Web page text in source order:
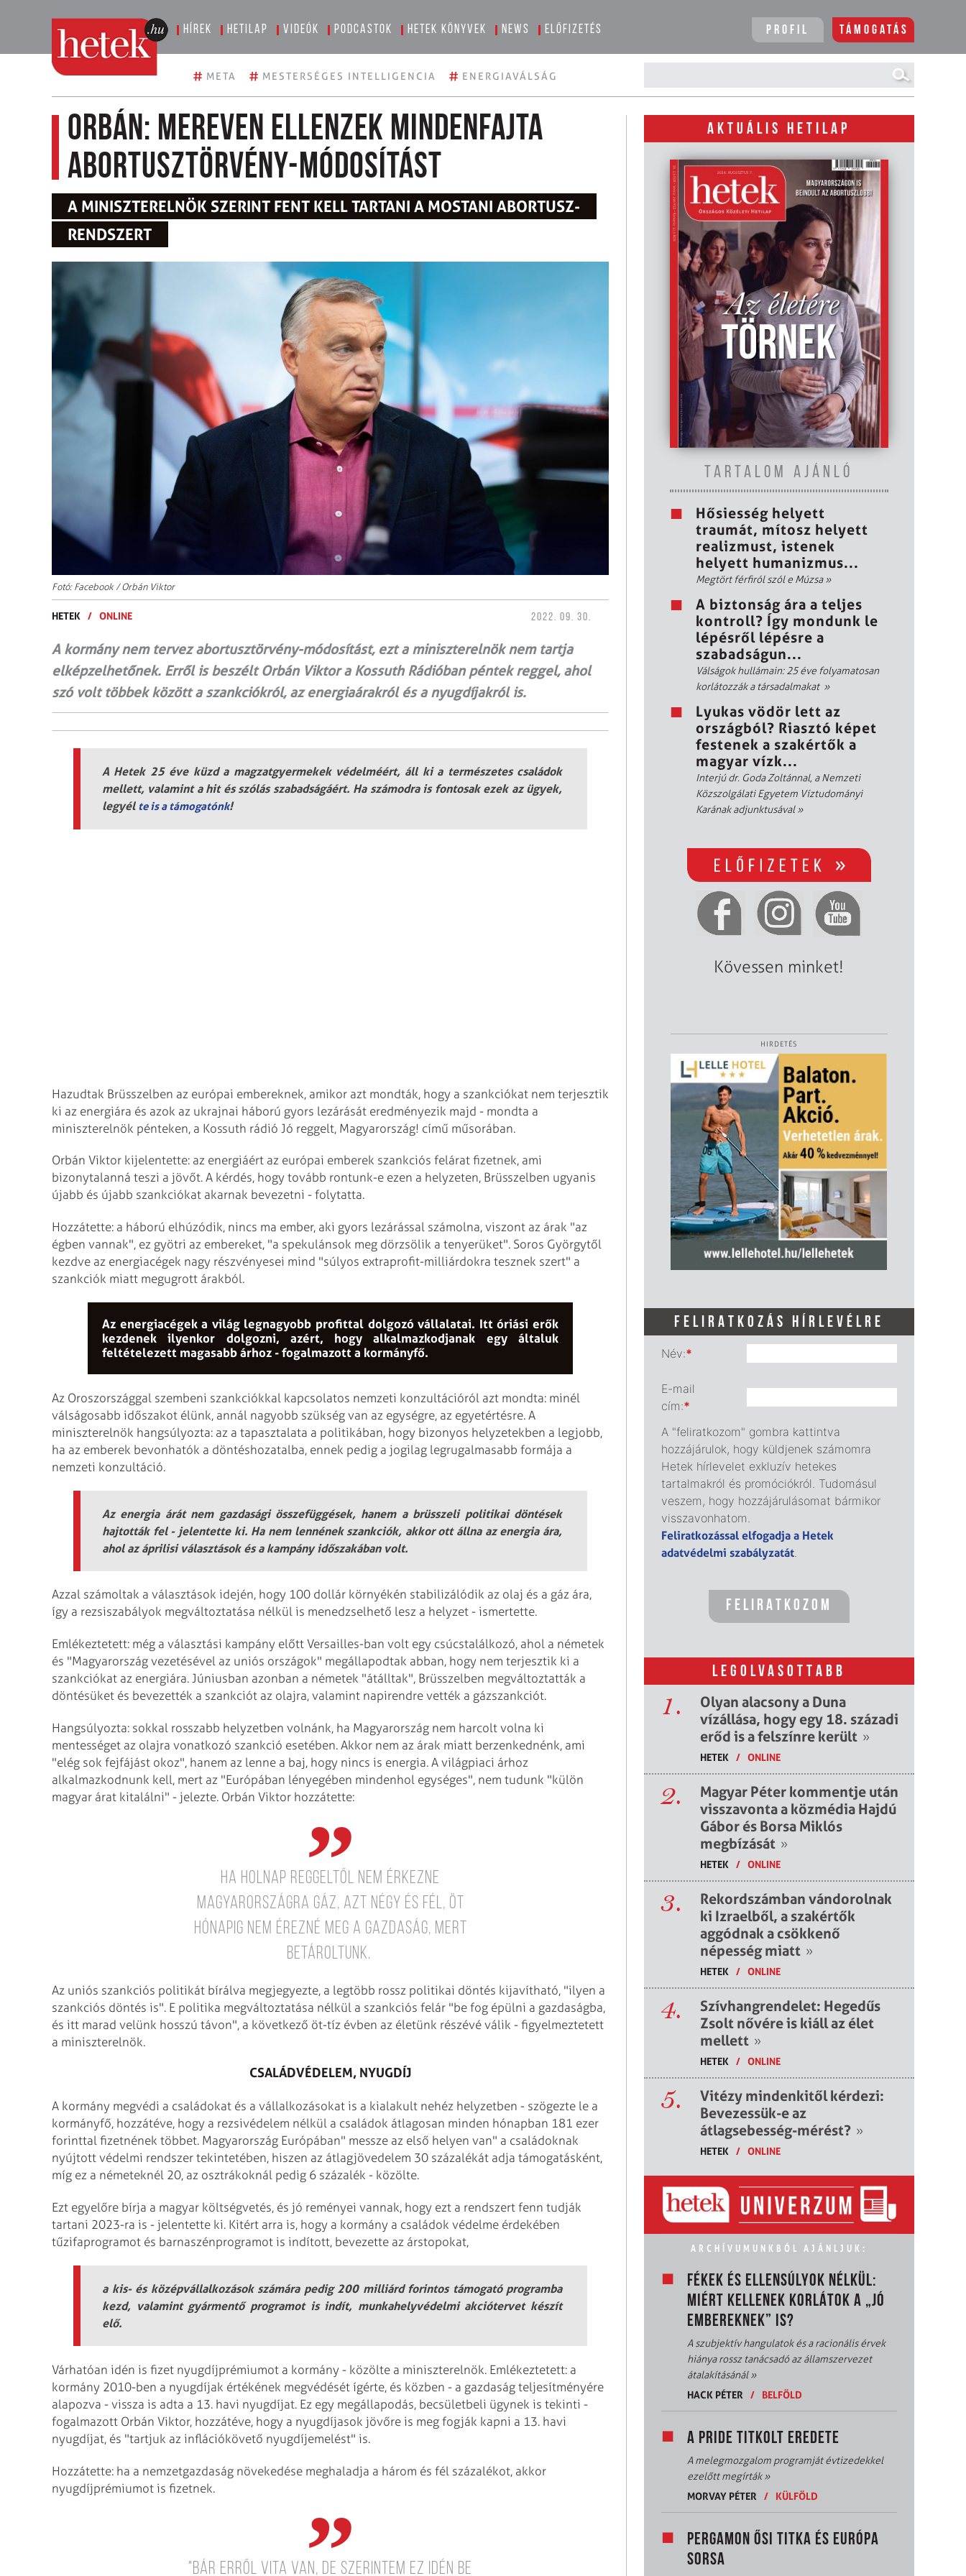
Hírek Hetilap Videók Podcastok Hetek könyvek News Előfizetés Profil Támogatás
# META # MESTERSÉGES INTELLIGENCIA # ENERGIAVÁLSÁG
Orbán: Mereven ellenzek mindenfajta
abortusztörvény-módosítást
A MINISZTERELNÖK SZERINT FENT KELL TARTANI A MOSTANI ABORTUSZ-
RENDSZERT
Fotó: Facebook / Orbán Viktor
HETEK / ONLINE 2022. 09. 30.
A kormány nem tervez abortusztörvény-módosítást, ezt a miniszterelnök nem tartja
elképzelhetőnek. Erről is beszélt Orbán Viktor a Kossuth Rádióban péntek reggel, ahol
szó volt többek között a szankciókról, az energiaárakról és a nyugdíjakról is.
A Hetek 25 éve küzd a magzatgyermekek védelméért, áll ki a természetes családok
mellett, valamint a hit és szólás szabadságáért. Ha számodra is fontosak ezek az ügyek,
legyél te is a támogatónk!
Hazudtak Brüsszelben az európai embereknek, amikor azt mondták, hogy a szankciókat nem terjesztik
ki az energiára és azok az ukrajnai háború gyors lezárását eredményezik majd - mondta a
miniszterelnök pénteken, a Kossuth rádió Jó reggelt, Magyarország! című műsorában.
Orbán Viktor kijelentette: az energiáért az európai emberek szankciós felárat fizetnek, ami
bizonytalanná teszi a jövőt. A kérdés, hogy tovább rontunk-e ezen a helyzeten, Brüsszelben ugyanis
újabb és újabb szankciókat akarnak bevezetni - folytatta.
Hozzátette: a háború elhúzódik, nincs ma ember, aki gyors lezárással számolna, viszont az árak "az
égben vannak", ez gyötri az embereket, "a spekulánsok meg dörzsölik a tenyerüket". Soros Györgytől
kezdve az energiacégek nagy részvényesei mind "súlyos extraprofit-milliárdokra tesznek szert" a
szankciók miatt megugrott árakból.
Az energiacégek a világ legnagyobb profittal dolgozó vállalatai. Itt óriási erők
kezdenek ilyenkor dolgozni, azért, hogy alkalmazkodjanak egy általuk
feltételezett magasabb árhoz - fogalmazott a kormányfő.
Az Oroszországgal szembeni szankciókkal kapcsolatos nemzeti konzultációról azt mondta: minél
válságosabb időszakot élünk, annál nagyobb szükség van az egységre, az egyetértésre. A
miniszterelnök hangsúlyozta: az a tapasztalata a politikában, hogy bizonyos helyzetekben a legjobb,
ha az emberek bevonhatók a döntéshozatalba, ennek pedig a jogilag legrugalmasabb formája a
nemzeti konzultáció.
Az energia árát nem gazdasági összefüggések, hanem a brüsszeli politikai döntések
hajtották fel - jelentette ki. Ha nem lennének szankciók, akkor ott állna az energia ára,
ahol az áprilisi választások és a kampány időszakában volt.
Azzal számoltak a választások idején, hogy 100 dollár környékén stabilizálódik az olaj és a gáz ára,
így a rezsiszabályok megváltoztatása nélkül is menedzselhető lesz a helyzet - ismertette.
Emlékeztetett: még a választási kampány előtt Versailles-ban volt egy csúcstalálkozó, ahol a németek
és "Magyarország vezetésével az uniós országok" megállapodtak abban, hogy nem terjesztik ki a
szankciókat az energiára. Júniusban azonban a németek "átálltak", Brüsszelben megváltoztatták a
döntésüket és bevezették a szankciót az olajra, valamint napirendre vették a gázszankciót.
Hangsúlyozta: sokkal rosszabb helyzetben volnánk, ha Magyarország nem harcolt volna ki
mentességet az olajra vonatkozó szankció esetében. Akkor nem az árak miatt berzenkednénk, ami
"elég sok fejfájást okoz", hanem az lenne a baj, hogy nincs is energia. A világpiaci árhoz
alkalmazkodnunk kell, mert az "Európában lényegében mindenhol egységes", nem tudunk "külön
magyar árat kitalálni" - jelezte. Orbán Viktor hozzátette:
ha holnap reggeltől nem érkezne
Magyarországra gáz, azt négy és fél, öt
hónapig nem érezné meg a gazdaság, mert
betároltunk.
Az uniós szankciós politikát bírálva megjegyezte, a legtöbb rossz politikai döntés kijavítható, "ilyen a
szankciós döntés is". E politika megváltoztatása nélkül a szankciós felár "be fog épülni a gazdaságba,
és itt marad velünk hosszú távon", a következő öt-tíz évben az életünk részévé válik - figyelmeztetett
a miniszterelnök.
CSALÁDVÉDELEM, NYUGDÍJ
A kormány megvédi a családokat és a vállalkozásokat is a kialakult nehéz helyzetben - szögezte le a
kormányfő, hozzátéve, hogy a rezsivédelem nélkül a családok átlagosan minden hónapban 181 ezer
forinttal fizetnének többet. Magyarország Európában" messze az első helyen van" a családoknak
nyújtott védelmi rendszer tekintetében, hiszen az átlagjövedelem 30 százalékát adja támogatásként,
míg ez a németeknél 20, az osztrákoknál pedig 6 százalék - közölte.
Ezt egyelőre bírja a magyar költségvetés, és jó reményei vannak, hogy ezt a rendszert fenn tudják
tartani 2023-ra is - jelentette ki. Kitért arra is, hogy a kormány a családok védelme érdekében
tűzifaprogramot és barnaszénprogramot is indított, bevezette az árstopokat,
a kis- és középvállalkozások számára pedig 200 milliárd forintos támogató programba
kezd, valamint gyármentő programot is indít, munkahelyvédelmi akciótervet készít
elő.
Várhatóan idén is fizet nyugdíjprémiumot a kormány - közölte a miniszterelnök. Emlékeztetett: a
kormány 2010-ben a nyugdíjak értékének megvédését ígérte, és közben - a gazdaság teljesítményére
alapozva - vissza is adta a 13. havi nyugdíjat. Ez egy megállapodás, becsületbeli ügynek is tekinti -
fogalmazott Orbán Viktor, hozzátéve, hogy a nyugdíjasok jövőre is meg fogják kapni a 13. havi
nyugdíjat, és "tartjuk az inflációkövető nyugdíjemelést" is.
Hozzátette: ha a nemzetgazdaság növekedése meghaladja a három és fél százalékot, akkor
nyugdíjprémiumot is fizetnek.
"Bár erről vita van, de szerintem ez idén be
AKTUÁLIS HETILAP
TARTALOM AJÁNLÓ
Hősiesség helyett
traumát, mítosz helyett
realizmust, istenek
helyett humanizmus...
Megtört férfiról szól e Múzsa»
A biztonság ára a teljes
kontroll? Így mondunk le
lépésről lépésre a
szabadságun...
Válságok hullámain: 25 éve folyamatosan
korlátozzák a társadalmakat »
Lyukas vödör lett az
országból? Riasztó képet
festenek a szakértők a
magyar vízk...
Interjú dr. Goda Zoltánnal, a Nemzeti
Közszolgálati Egyetem Víztudományi
Karának adjunktusával»
Kövessen minket!
HIRDETÉS
FELIRATKOZÁS HÍRLEVÉLRE
Név:*
E-mail
cím:*
A "feliratkozom" gombra kattintva
hozzájárulok, hogy küldjenek számomra
Hetek hírlevelet exkluzív hetekes
tartalmakról és promóciókról. Tudomásul
veszem, hogy hozzájárulásomat bármikor
visszavonhatom.
Feliratkozással elfogadja a Hetek
adatvédelmi szabályzatát
LEGOLVASOTTABB
1.
Olyan alacsony a Duna
vízállása, hogy egy 18. századi
erőd is a felszínre került »
HETEK / ONLINE
2.
Magyar Péter kommentje után
visszavonta a közmédia Hajdú
Gábor és Borsa Miklós
megbízását »
HETEK / ONLINE
3.
Rekordszámban vándorolnak
ki Izraelből, a szakértők
aggódnak a csökkenő
népesség miatt »
HETEK / ONLINE
4.
Szívhangrendelet: Hegedűs
Zsolt nővére is kiáll az élet
mellett »
HETEK / ONLINE
5.
Vitézy mindenkitől kérdezi:
Bevezessük-e az
átlagsebesség-mérést? »
HETEK / ONLINE
ARCHÍVUMUNKBÓL AJÁNLJUK:
FÉKEK ÉS ELLENSÚLYOK NÉLKÜL:
MIÉRT KELLENEK KORLÁTOK A „JÓ
EMBEREKNEK” IS?
A szubjektív hangulatok és a racionális érvek
hiánya rossz tanácsadó az államszervezet
átalakításánál»
HACK PÉTER
/ BELFÖLD
A PRIDE TITKOLT EREDETE
A melegmozgalom programját évtizedekkel
ezelőtt megírták»
MORVAY PÉTER
/ KÜLFÖLD
PERGAMON ŐSI TITKA ÉS EURÓPA
SORSA